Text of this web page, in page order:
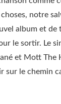
notre
album et de
le sortir. Le
et Mott The
sur le chemin